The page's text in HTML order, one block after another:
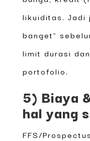
likuiditas. Jadi
banget”
limit durasi
portofolio.
5) Biaya
hal yang
FFS/